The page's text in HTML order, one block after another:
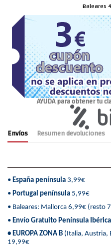
Baleares
AYUDA para obtener tu
Envíos Resumen devoluciones
• España península 3,99€
• Portugal península 5,99€
• Baleares: Mallorca 6,99€ (resto
• Envío Gratuito Península Ibérica
• EUROPA ZONA B (Italia, Austria,
19,99€